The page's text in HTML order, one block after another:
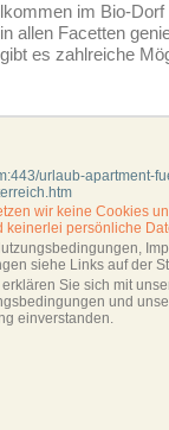
im Bio-Dorf
allen Facetten
es zahlreiche
urlaub-apartment-
wir keine Cookies
keinerlei persönliche
siehe Links auf der
Sie sich mit
und
einverstanden.